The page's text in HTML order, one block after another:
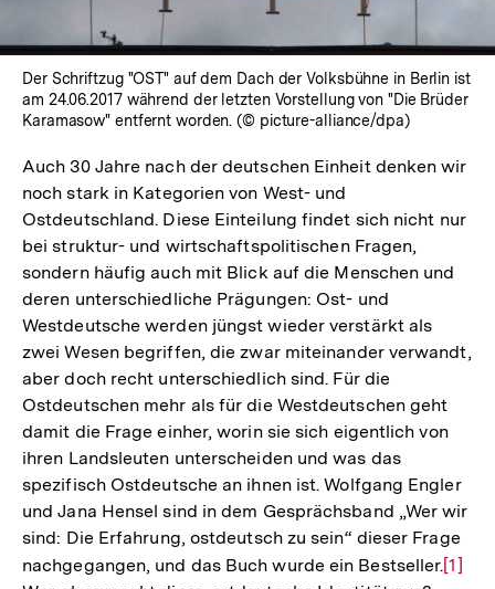
Der Schriftzug "OST" auf dem Dach der Volksbühne in Berlin ist
am 24.06.2017 während der letzten Vorstellung von "Die Brüder
Karamasow" entfernt worden. (© picture-alliance/dpa)
Auch 30 Jahre nach der deutschen Einheit denken wir
noch stark in Kategorien von West- und
Ostdeutschland. Diese Einteilung findet sich nicht nur
bei struktur- und wirtschaftspolitischen Fragen,
sondern häufig auch mit Blick auf die Menschen und
deren unterschiedliche Prägungen: Ost- und
Westdeutsche werden jüngst wieder verstärkt als
zwei Wesen begriffen, die zwar miteinander verwandt,
aber doch recht unterschiedlich sind. Für die
Ostdeutschen mehr als für die Westdeutschen geht
damit die Frage einher, worin sie sich eigentlich von
ihren Landsleuten unterscheiden und was das
spezifisch Ostdeutsche an ihnen ist. Wolfgang Engler
und Jana Hensel sind in dem Gesprächsband „Wer wir
sind: Die Erfahrung, ostdeutsch zu sein“ dieser Frage
nachgegangen, und das Buch wurde ein Bestseller.Zur
[1]